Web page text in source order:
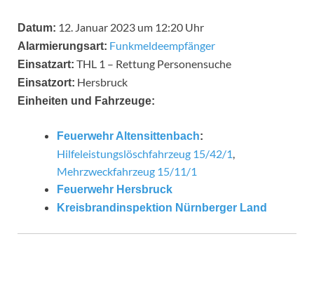
Datum: 12. Januar 2023 um 12:20 Uhr
Alarmierungsart: Funkmeldeempfänger
Einsatzart: THL 1 – Rettung Personensuche
Einsatzort: Hersbruck
Einheiten und Fahrzeuge:
Feuerwehr Altensittenbach:
Hilfeleistungslöschfahrzeug 15/42/1,
Mehrzweckfahrzeug 15/11/1
Feuerwehr Hersbruck
Kreisbrandinspektion Nürnberger Land